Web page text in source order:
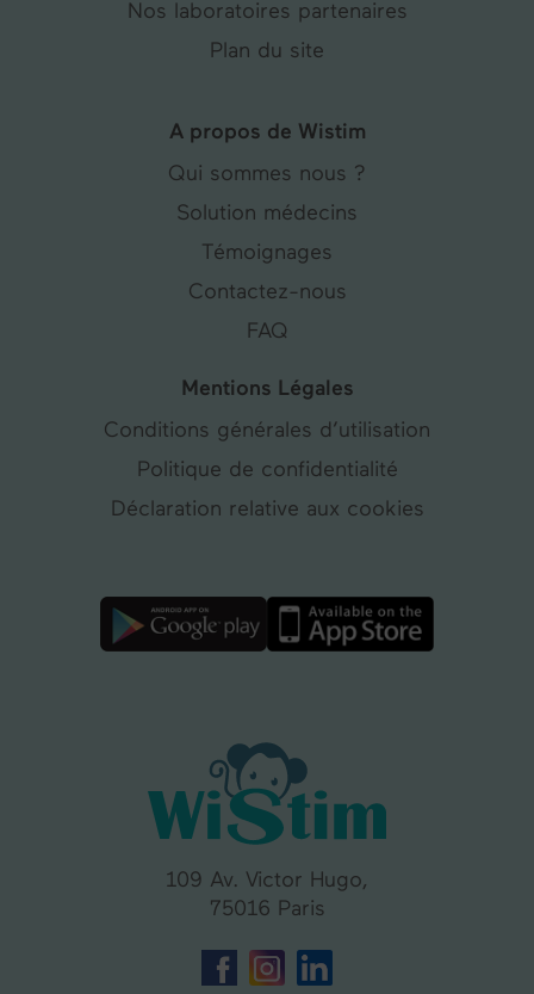
109 Av. Victor Hugo,
75016 Paris
Nos laboratoires partenaires
Plan du site
A propos de Wistim
Qui sommes nous ?
Solution médecins
Témoignages
Contactez-nous
FAQ
Mentions Légales
Conditions générales d’utilisation
Politique de confidentialité
Déclaration relative aux cookies